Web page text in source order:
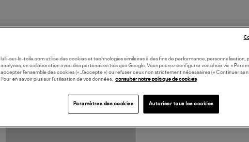
lulli-sur-la-toile.com utilise des cookies et technologies similaires à des fins de performance, personnalisation,
analyses, en collaboration avec des partenaires tels que Google. Vous pouvez configurer vos choix via «
accepter l’ensemble des cookies (« J’accepte ») ou refuser ceux non strictement nécessaires (« Continuer
Pour en savoir plus sur l’utilisation de vos données, consulter notre politique de cookies
Paramètres des cookies Autoriser tous les cookies